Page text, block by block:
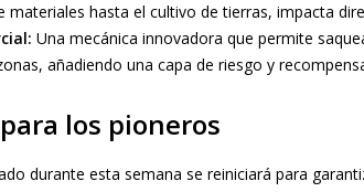
materiales hasta el cultivo de tierras, impacta
Una mecánica innovadora que permite
añadiendo una capa de riesgo y
los pioneros
durante esta semana se reiniciará para